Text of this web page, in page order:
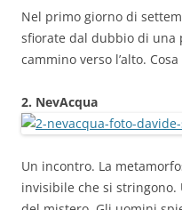
Nel primo giorno di
sfiorate dal dubbio di una
cammino verso l’alto.
2. NevAcqua
Un incontro. La
invisibile che si stringono.